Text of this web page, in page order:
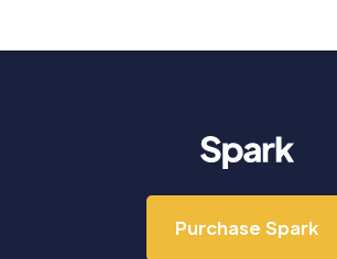
Purchase Spark